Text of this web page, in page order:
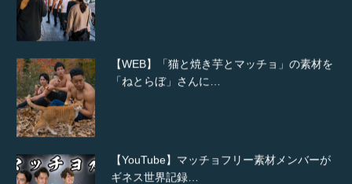
【WEB】「猫と焼き芋とマッチョ」の素材を
「ねとらぼ」さんに…
【YouTube】マッチョフリー素材メンバーが
ギネス世界記録…